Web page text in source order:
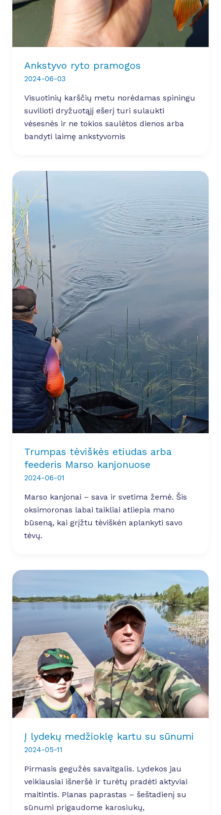
Ankstyvo ryto pramogos
2024-06-03
Visuotinių karščių metu norėdamas spiningu
suvilioti dryžuotąjį ešerį turi sulaukti
vėsesnės ir ne tokios saulėtos dienos arba
bandyti laimę ankstyvomis
Trumpas tėviškės etiudas arba
feederis Marso kanjonuose
2024-06-01
Marso kanjonai – sava ir svetima žemė. Šis
oksimoronas labai taikliai atliepia mano
būseną, kai grįžtu tėviškėn aplankyti savo
tėvų.
Į lydekų medžioklę kartu su sūnumi
2024-05-11
Pirmasis gegužės savaitgalis. Lydekos jau
veikiausiai išneršė ir turėtų pradėti aktyviai
maitintis. Planas paprastas – šeštadienį su
sūnumi prigaudome karosiukų,